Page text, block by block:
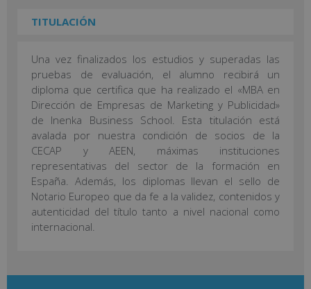
TITULACIÓN
Una vez finalizados los estudios y superadas las
pruebas de evaluación, el alumno recibirá un
diploma que certifica que ha realizado el «MBA en
Dirección de Empresas de Marketing y Publicidad»
de Inenka Business School. Esta titulación está
avalada por nuestra condición de socios de la
CECAP y AEEN, máximas instituciones
representativas del sector de la formación en
España. Además, los diplomas llevan el sello de
Notario Europeo que da fe a la validez, contenidos y
autenticidad del título tanto a nivel nacional como
internacional.